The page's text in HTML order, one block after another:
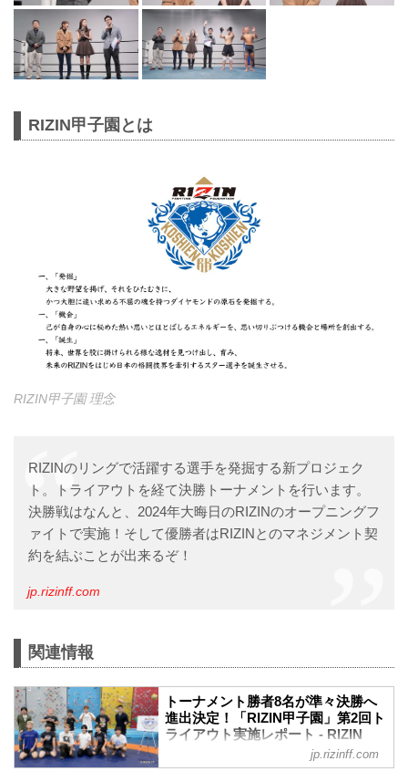
RIZIN甲子園とは
RIZIN甲子園 理念
RIZINのリングで活躍する選手を発掘する新プロジェク
ト。トライアウトを経て決勝トーナメントを行います。
決勝戦はなんと、2024年大晦日のRIZINのオープニングフ
ァイトで実施！そして優勝者はRIZINとのマネジメント契
約を結ぶことが出来るぞ！
jp.rizinff.com
関連情報
トーナメント勝者8名が準々決勝へ
進出決定！「RIZIN甲子園」第2回ト
ライアウト実施レポート - RIZIN
FIGHTING FEDERATION オフィシ
ャルサイト
jp.rizinff.com